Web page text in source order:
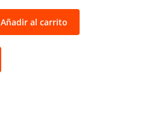
Añadir al carrito